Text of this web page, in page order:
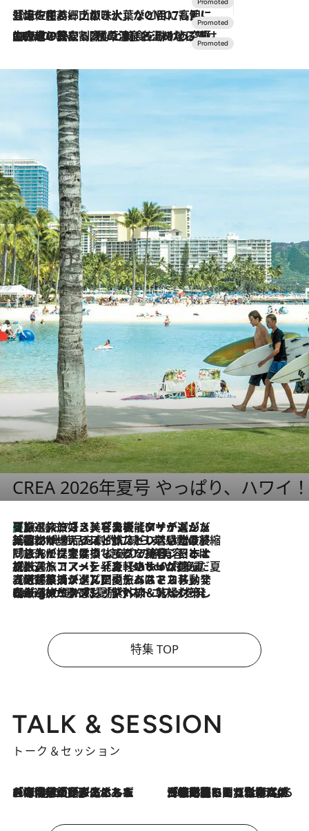
2026.7.17
「土佐和ハーブかき氷」がOMO7高知に登場！生姜、山椒、大葉など目にも舌にも涼を呼ぶ郷土の味
2026.7.10
NEW OPEN！【界 草津】名湯の地に誕生。趣の異なる2種の温泉と上州ならではの会席・蕎麦割烹など美食を味わう究極の癒やし旅
CREA 2026年夏号 やっぱり、ハワイ
2026.8.7
【厳選旅コスメ】「多機能アイテムがメイン！」旅好き美容エディターが選んだ夏旅ベストコスメを発表【Mサイズジップ】
2026.8.6
「荷物が増えるほど旅ストレスは増す」美容ジャーナリストがたどり着いた最終結論。“化粧品を劇的に減らす”感動の凝縮美容とは
2026.8.6
「旅先には金髪ウィッグを持参」日本と同じメイクでは損してる!? 美容ジャーナリストが提案する“掟破りの旅美容”とは
2026.8.6
【厳選旅コスメ】「身軽さ＆UV対策重視！」ヘアアーティストshucoが選んだ夏旅ベストコスメを発表【Mサイズジップ】
2026.8.5
【厳選旅コスメ】国内をあちこち移動する河井菜摘が選んだ夏旅ベストコスメ発表！「リラックスアイテムはマスト」【Mサイズジップ】
2026.8.4
【厳選旅コスメ】「紫外線＆乾燥対策しながらメイク感も！」ヘア＆メイクGeorgeが選んだ夏旅ベストコスメを発表！【Mサイズジップ】
特集 TOP
TALK & SESSION
トーク＆セッション
2026.8.3
「今後値上げがあるとすれば…」「リスクがあるのは今年の冬」エネルギー専門家が語る、ホルムズ海峡封鎖が家庭にもたらす“ある心配” 2026.8.3
「住宅建てられない…」「サーチャージ料の高値が続いている」ホルムズ海峡封鎖による影響はいつまで続く？《エネルギー専門家に聞く“どうなる日本の暮らし”》